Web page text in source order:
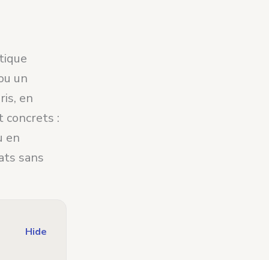
un
en
concrets :
en
sans
Hide